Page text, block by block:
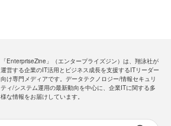
「EnterpriseZine」（エンタープライズジン）は、翔泳社が
運営する企業のIT活用とビジネス成長を支援するITリーダー
向け専門メディアです。データテクノロジー/情報セキュリ
ティ/システム運用の最新動向を中心に、企業ITに関する多
様な情報をお届けしています。